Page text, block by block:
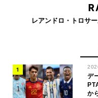
レアンドロ・トロサ
デ
か